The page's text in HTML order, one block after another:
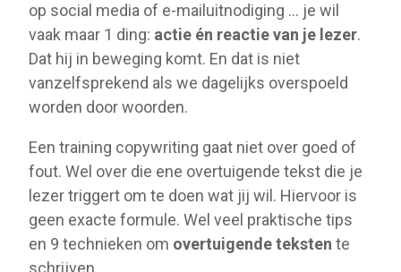
op social media of e-mailuitnodiging … je wil
vaak maar 1 ding: actie én reactie van je lezer.
Dat hij in beweging komt. En dat is niet
vanzelfsprekend als we dagelijks overspoeld
worden door woorden.
Een training copywriting gaat niet over goed of
fout. Wel over die ene overtuigende tekst die je
lezer triggert om te doen wat jij wil. Hiervoor is
geen exacte formule. Wel veel praktische tips
en 9 technieken om overtuigende teksten te